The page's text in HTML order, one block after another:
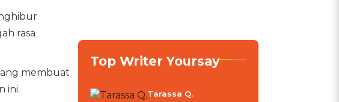
rasa
membuat
ini.
Top Writer Yoursay
Tarassa Q.